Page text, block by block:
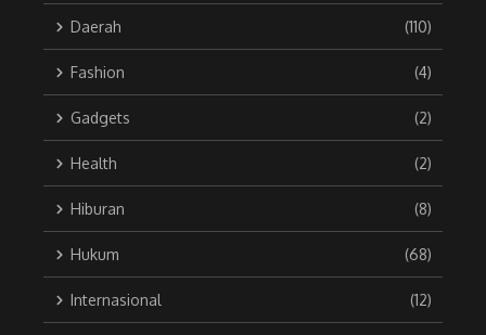
Daerah (110)
Fashion (4)
Gadgets (2)
Health (2)
Hiburan (8)
Hukum (68)
Internasional (12)